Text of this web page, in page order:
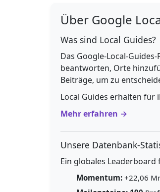
Über Google
Was sind Local Guides?
Das Google-Local-
beantworten, Orte
Beiträge, um zu
Local Guides erhalten für
Mehr erfahren →
Unsere Datenbank-
Ein globales Leaderboard
Momentum: +22,06